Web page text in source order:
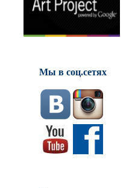
Мы в соц.сетях